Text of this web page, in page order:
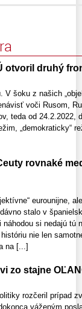
otvoril druhý
V šoku z našich
voči Rusom,
teda od 24.2.2022,
„demokraticky“
rovnaké
eurounijne,
stalo v
si nedajú tú
nie len
na [...]
zo stajne
rozčeril prípad
váženým